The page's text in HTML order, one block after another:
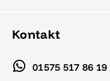
Kontakt
01575 517 86 19